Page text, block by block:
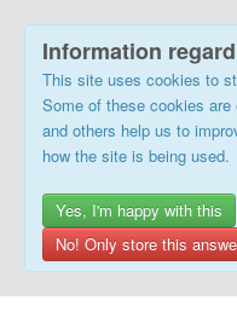
Information
This site uses cookies to
Some of these cookies
and others help us to
how the site is being used.
Yes, I'm happy with this
No! Only store this